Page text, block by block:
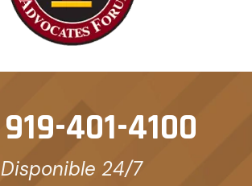
919-401-4100
Disponible 24/7